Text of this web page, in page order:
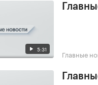
5:31 Главные